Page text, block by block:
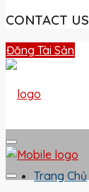
CONTACT US
Đăng Tài Sản
Trang Chủ